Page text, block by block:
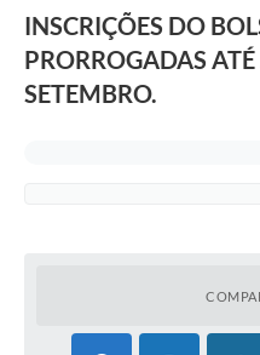
INSCRIÇÕES DO
PRORROGADAS
SETEMBRO.